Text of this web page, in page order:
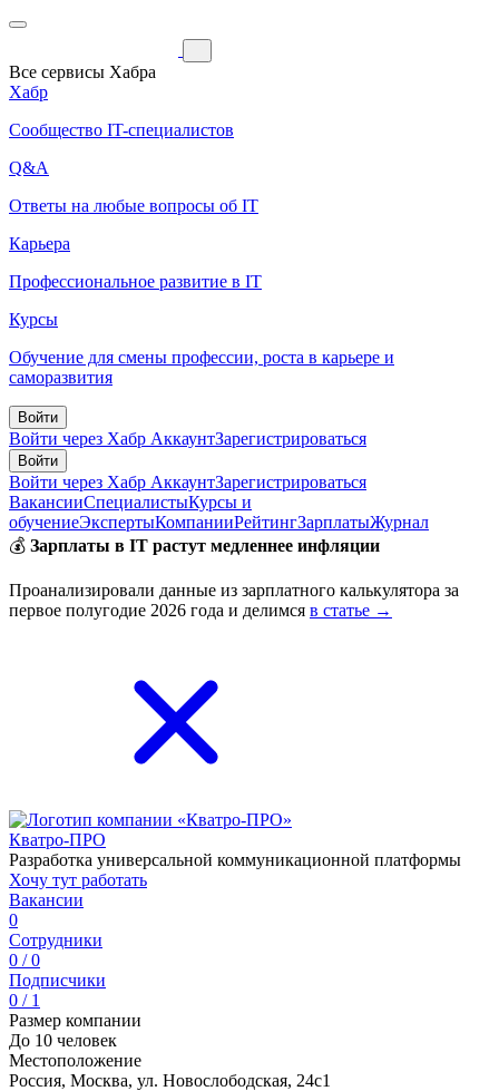
Все сервисы Хабра
Хабр
Сообщество IT-специалистов
Q&A
Ответы на любые вопросы об IT
Карьера
Профессиональное развитие в IT
Курсы
Обучение для смены профессии, роста в карьере и
саморазвития
Войти
Войти через Хабр АккаунтЗарегистрироваться
Войти
Войти через Хабр АккаунтЗарегистрироваться
ВакансииСпециалистыКурсы и
обучениеЭкспертыКомпанииРейтингЗарплатыЖурнал
💰 Зарплаты в IT растут медленнее инфляции
Проанализировали данные из зарплатного калькулятора за
первое полугодие 2026 года и делимся в статье →
Кватро-ПРО
Разработка универсальной коммуникационной платформы
Хочу тут работать
Вакансии
0
Сотрудники
0 / 0
Подписчики
0 / 1
Размер компании
До 10 человек
Местоположение
Россия, Москва, ул. Новослободская, 24с1